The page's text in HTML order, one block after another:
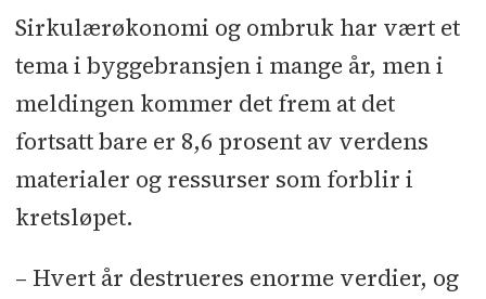
Sirkulærøkonomi og ombruk har vært et
tema i byggebransjen i mange år, men i
meldingen kommer det frem at det
fortsatt bare er 8,6 prosent av verdens
materialer og ressurser som forblir i
kretsløpet.
– Hvert år destrueres enorme verdier, og